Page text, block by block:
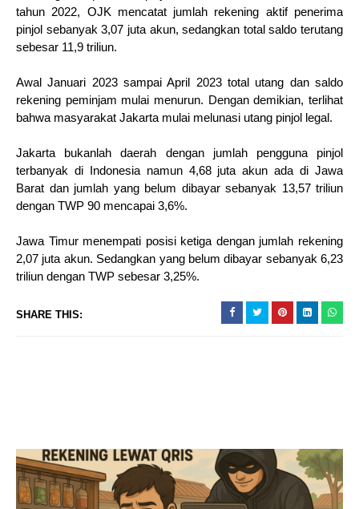
tahun 2022, OJK mencatat jumlah rekening aktif penerima
pinjol sebanyak 3,07 juta akun, sedangkan total saldo terutang
sebesar 11,9 triliun.
Awal Januari 2023 sampai April 2023 total utang dan saldo
rekening peminjam mulai menurun. Dengan demikian, terlihat
bahwa masyarakat Jakarta mulai melunasi utang pinjol legal.
Jakarta bukanlah daerah dengan jumlah pengguna pinjol
terbanyak di Indonesia namun 4,68 juta akun ada di Jawa
Barat dan jumlah yang belum dibayar sebanyak 13,57 triliun
dengan TWP 90 mencapai 3,6%.
Jawa Timur menempati posisi ketiga dengan jumlah rekening
2,07 juta akun. Sedangkan yang belum dibayar sebanyak 6,23
triliun dengan TWP sebesar 3,25%.
SHARE THIS: